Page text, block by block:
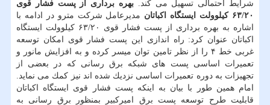
شرایط احتمالی تسهیل می كند. بهره برداری از پست فشار قوی
۶۳/۲۰ كیلوولت ایستگاه اكباتان
مدیرعامل شركت مترو در ادامه با
اشاره به بهره برداری از پست فشار قوی ۶۳/۲۰ كیلوولت ایستگاه
اكباتان عنوان كرد: راه اندازی این پست فشار قوی امكان توسعه
غربی خط ۴ را از نظر تامین توان میسر كرده و به افزایش مانور و
تعمیرات اساسی پست های شبكه برق رسانی كه در بعضی از
تجهیزات به دوره تعمیرات اساسی نزدیك شده اند نیز كمك می نماید.
امام همین طور با بیان به اینكه پست فشار قوی ایستگاه اكباتان
قابلیت طرح توسعه پست برق امیركبیر بمنظور برق رسانی به